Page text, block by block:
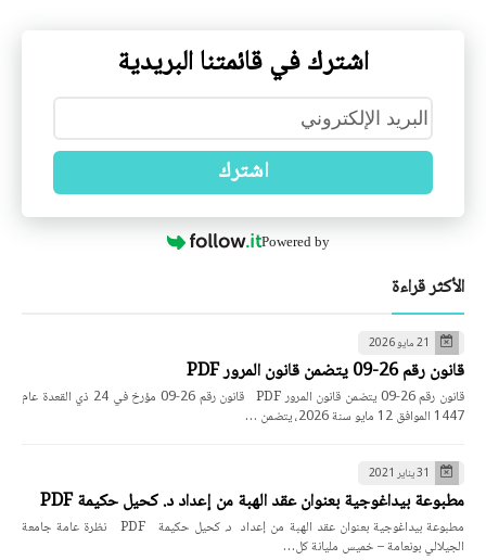
اشترك في قائمتنا البريدية
اشترك
Powered by
الأكثر قراءة
21 مايو 2026
قانون رقم 26-09 يتضمن قانون المرور PDF
قانون رقم 26-09 يتضمن قانون المرور PDF قانون رقم 26-09 مؤرخ في 24 ذي القعدة عام
1447 الموافق 12 مايو سنة 2026، يتضمن …
31 يناير 2021
مطبوعة بيداغوجية بعنوان عقد الهبة من إعداد د. كحيل حكيمة PDF
مطبوعة بيداغوجية بعنوان عقد الهبة من إعداد د. كحيل حكيمة PDF نظرة عامة جامعة
الجيلالي بونعامة – خميس مليانة كل…